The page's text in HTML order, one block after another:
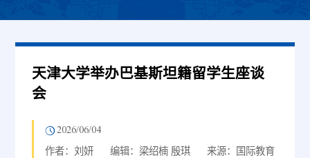
天津大学举办巴基斯坦籍留学生座谈
会
2026/06/04
作者：刘妍 编辑：梁绍楠 殷琪
来源：国际教育